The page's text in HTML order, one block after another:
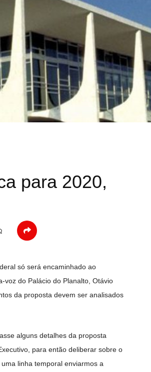
para 2020,
só será encaminhado ao
voz do Palácio do Planalto, Otávio
da proposta devem ser analisados
alguns detalhes da proposta
para então deliberar sobre o
linha temporal enviarmos a